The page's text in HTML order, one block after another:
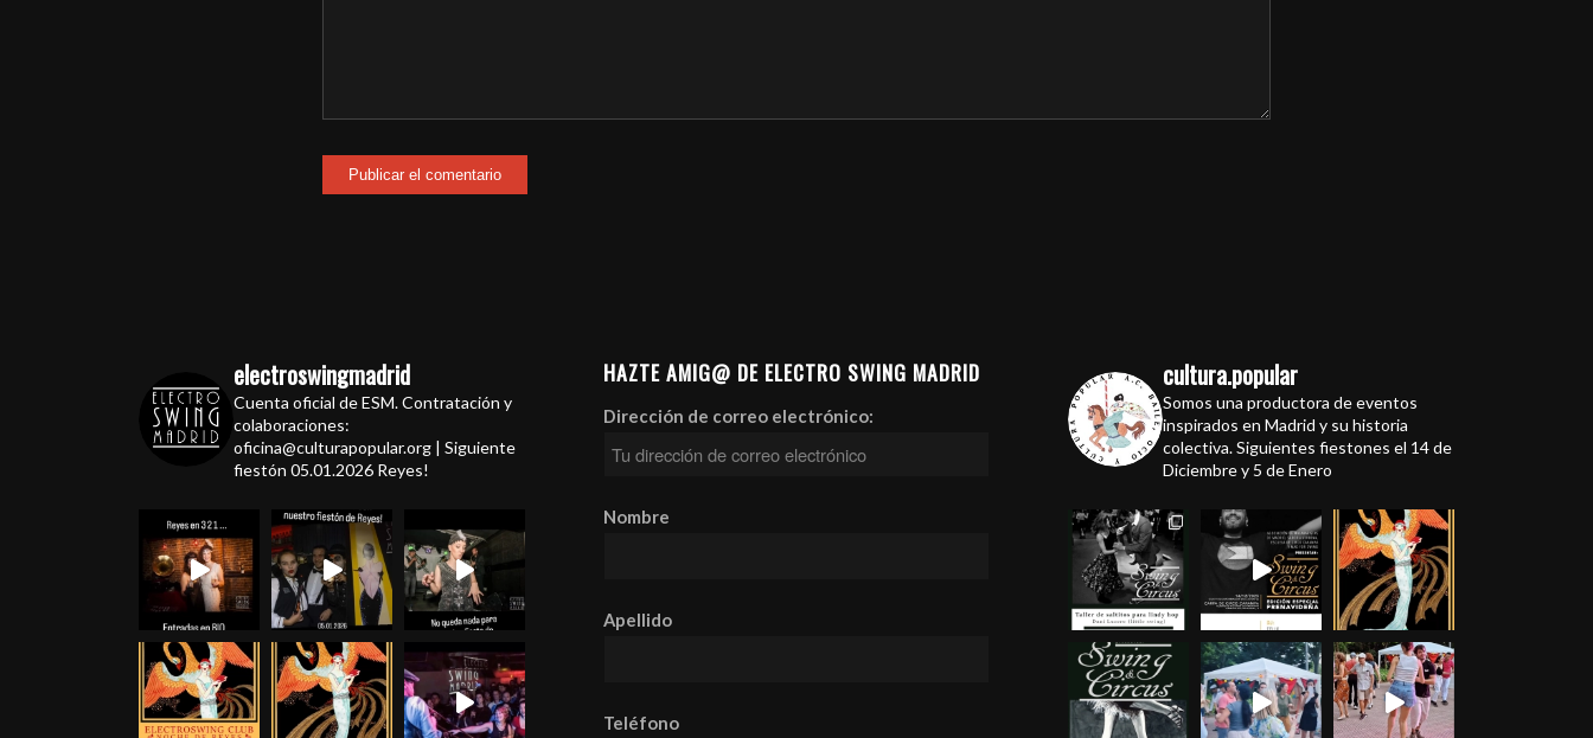
electroswingmadrid
Cuenta oficial de ESM. Contratación y
colaboraciones:
oficina@culturapopular.org | Siguiente
fiestón 05.01.2026 Reyes!
HAZTE AMIG@ DE ELECTRO SWING MADRID
Dirección de correo electrónico:
Nombre
Apellido
Teléfono
cultura.popular
Somos una productora de eventos
inspirados en Madrid y su historia
colectiva. Siguientes fiestones el 14 de
Diciembre y 5 de Enero